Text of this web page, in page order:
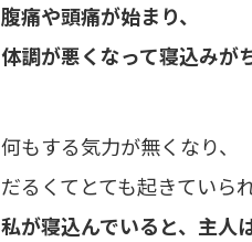
腹痛や頭痛が始まり、
体調が悪くなって寝込みが
何もする気力が無くなり、
だるくてとても起きていら
私が寝込んでいると、主人